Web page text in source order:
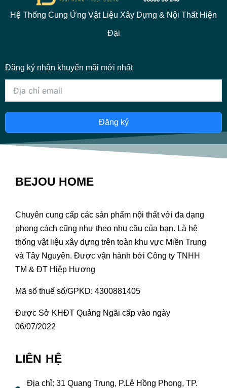
Hệ Thống Cung Ứng Vật Liệu Xây Dựng & Nội Thất Hiện
Đại
Đăng ký nhận khuyến mãi mới nhất
Đăng ký
BEJOU HOME
Chuyên cung cấp các sản phẩm nội thất với đa dạng
phong cách cũng như theo nhu cầu của bạn. Là hệ
thống vật liệu xây dựng trên toàn khu vực Miền Trung
và Tây Nguyên. Được vận hành bởi Công ty TNHH
TM & ĐT Hiệp Hương
Mã số thuế số/GPKD: 4300881405
Được Sở KHĐT Quảng Ngãi cấp vào ngày
06/07/2022
LIÊN HỆ
Địa chỉ: 31 Quang Trung, P.Lê Hồng Phong, TP.